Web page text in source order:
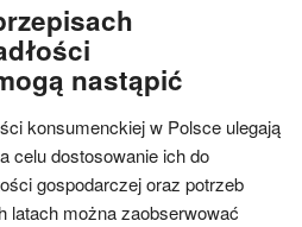
nastąpić
konsumenckiej w Polsce ulegają
celu dostosowanie ich do
gospodarczej oraz potrzeb
latach można zaobserwować